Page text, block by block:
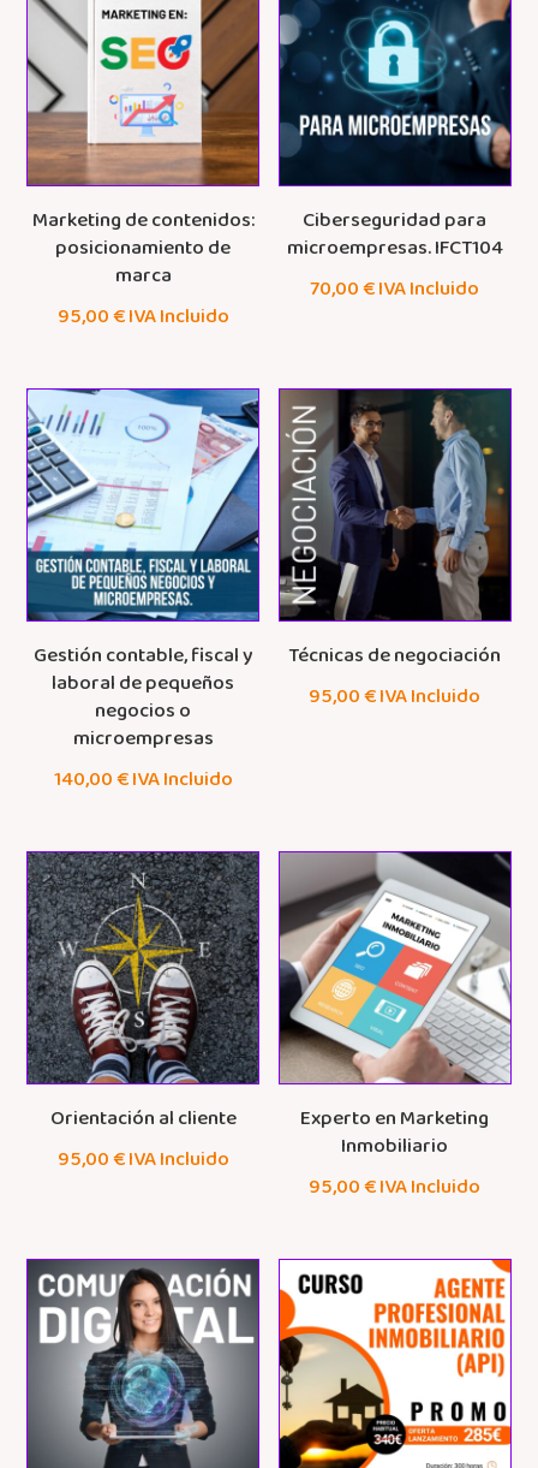
Marketing de contenidos:
posicionamiento de
marca
95,00€IVA Incluido
Ciberseguridad para
microempresas. IFCT104
70,00€IVA Incluido
Gestión contable, fiscal y
laboral de pequeños
negocios o
microempresas
140,00€IVA Incluido
Técnicas de negociación
95,00€IVA Incluido
Orientación al cliente
95,00€IVA Incluido
Experto en Marketing
Inmobiliario
95,00€IVA Incluido